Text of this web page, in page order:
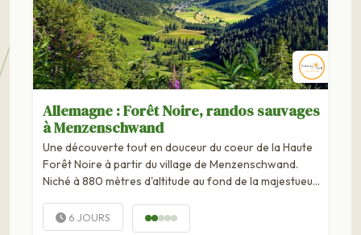
Allemagne : Forêt Noire, randos sauvages
à Menzenschwand
Une découverte tout en douceur du coeur de la Haute
Forêt Noire à partir du village de Menzenschwand.
Niché à 880 mètres d'altitude au fond de la majestueuse
6 JOURS